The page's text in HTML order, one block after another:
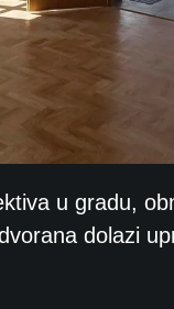
u gradu,
dolazi